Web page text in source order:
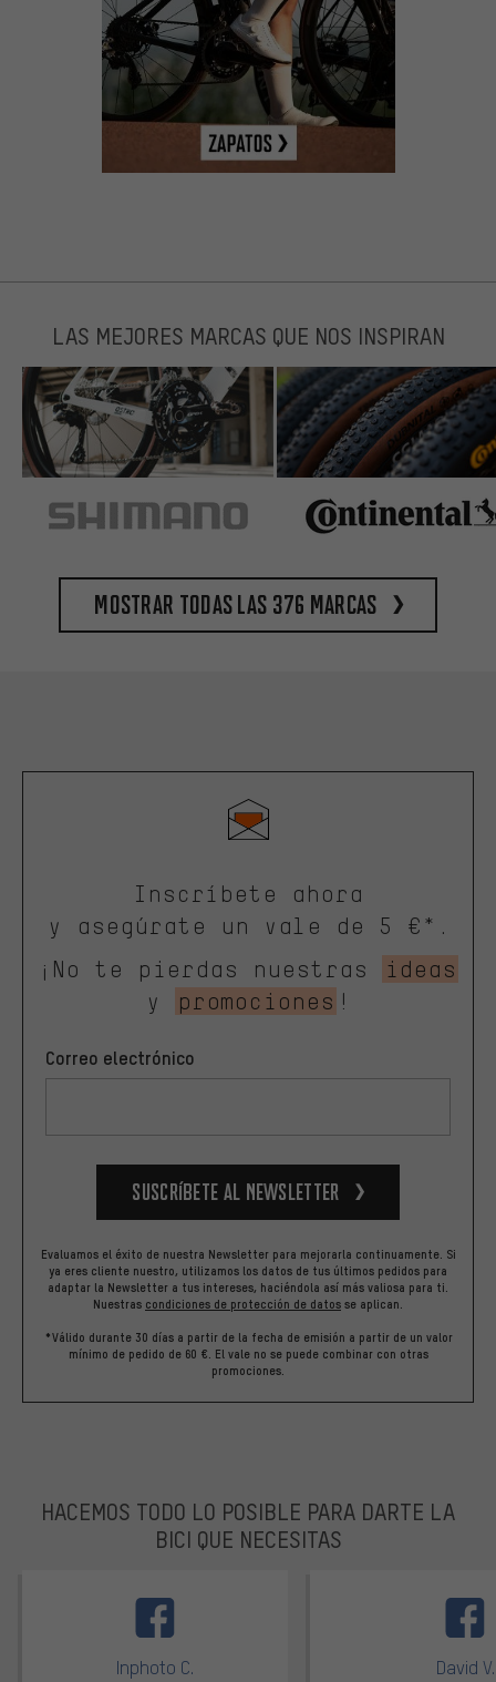
LAS MEJORES MARCAS QUE NOS INSPIRAN
Mostrar todas las 376 marcas
Inscríbete ahora
y asegúrate un vale de 5 €*.
¡No te pierdas nuestras
ideas
y
promociones !
Correo electrónico
Suscríbete al newsletter
Evaluamos el éxito de nuestra Newsletter para mejorarla continuamente. Si
ya eres cliente nuestro, utilizamos los datos de tus últimos pedidos para
adaptar la Newsletter a tus intereses, haciéndola así más valiosa para ti.
Nuestras condiciones de protección de datos se aplican.
*Válido durante 30 días a partir de la fecha de emisión a partir de un valor
mínimo de pedido de 60 €. El vale no se puede combinar con otras
promociones.
HACEMOS TODO LO POSIBLE PARA DARTE LA
BICI QUE NECESITAS
Inphoto C. David V.